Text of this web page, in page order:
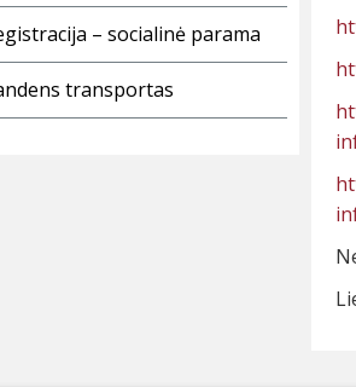
– socialinė parama
transportas